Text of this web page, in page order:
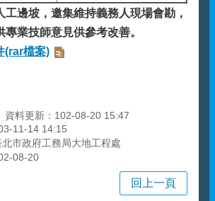
工邊坡，邀集維持義務人現場會勘，
專業技師意見供參考改善。
(rar檔案)
資料更新：102-08-20 15:47
11-14 14:15
市政府工務局大地工程處
08-20
回上一頁